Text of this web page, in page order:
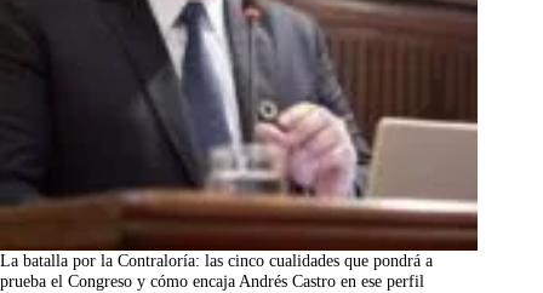
La batalla por la Contraloría: las cinco cualidades que pondrá a
prueba el Congreso y cómo encaja Andrés Castro en ese perfil